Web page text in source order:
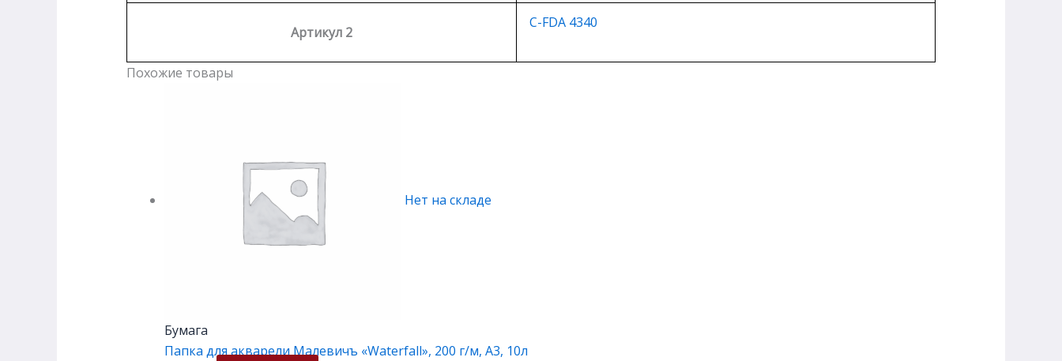
Артикул 2
C-FDA 4340
Похожие товары
Нет на складе
Бумага
Папка для акварели Малевичъ «Waterfall», 200 г/м, А3, 10л